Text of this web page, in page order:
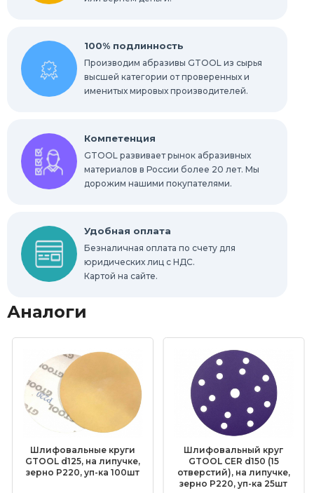
100% подлинность
Производим абразивы GTOOL из сырья
высшей категории от проверенных и
именитых мировых производителей.
Компетенция
GTOOL развивает рынок абразивных
материалов в России более 20 лет. Мы
дорожим нашими покупателями.
Удобная оплата
Безналичная оплата по счету для
юридических лиц с НДС.
Картой на сайте.
Аналоги
Шлифовальные круги
GTOOL d125, на липучке,
зерно P220, уп-ка 100шт
Шлифовальный круг
GTOOL CER d150 (15
отверстий), на липучке,
зерно P220, уп-ка 25шт